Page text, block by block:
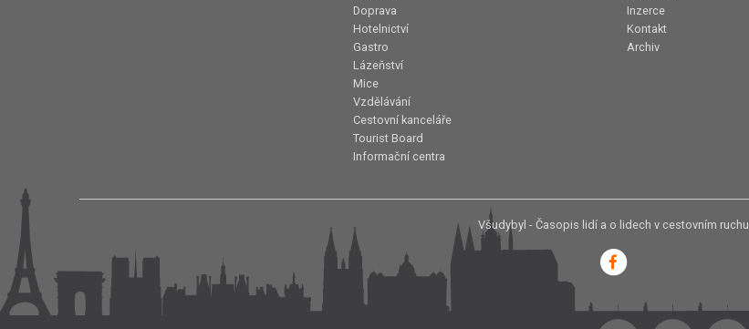
Doprava
Hotelnictví
Gastro
Lázeňství
Mice
Vzdělávání
Cestovní kanceláře
Tourist Board
Informační centra
Inzerce
Kontakt
Archiv
Všudybyl - Časopis lidí a o lidech v cestovním ruchu